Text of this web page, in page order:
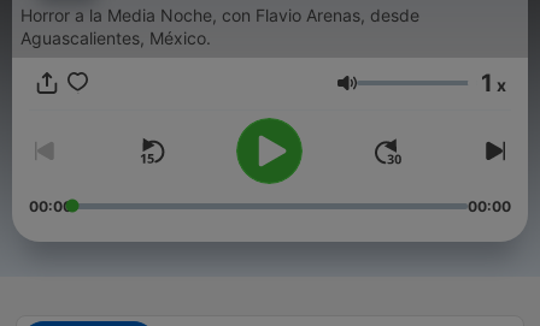
Horror a la Media Noche, con Flavio Arenas, desde
Aguascalientes, México.
Hangerő 1 x
00:00 00:00